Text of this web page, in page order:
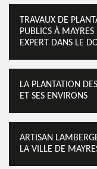
TRAVAUX DE
PUBLICS À
EXPERT DANS LE
LA PLANTATION
ET SES ENVIRONS
ARTISAN
LA VILLE DE